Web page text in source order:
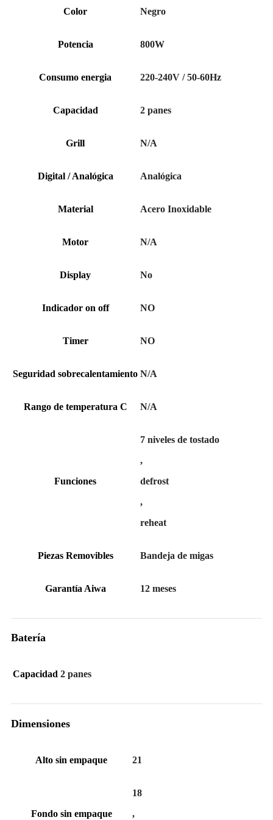
Color Negro
Potencia 800W
Consumo energia 220-240V / 50-60Hz
Capacidad 2 panes
Grill N/A
Digital / Analógica Analógica
Material Acero Inoxidable
Motor N/A
Display No
Indicador on off NO
Timer NO
Seguridad sobrecalentamiento N/A
Rango de temperatura C N/A
Funciones
7 niveles de tostado
,
defrost
,
reheat
Piezas Removibles Bandeja de migas
Garantía Aiwa 12 meses
Batería
Capacidad 2 panes
Dimensiones
Alto sin empaque 21
Fondo sin empaque
18
,